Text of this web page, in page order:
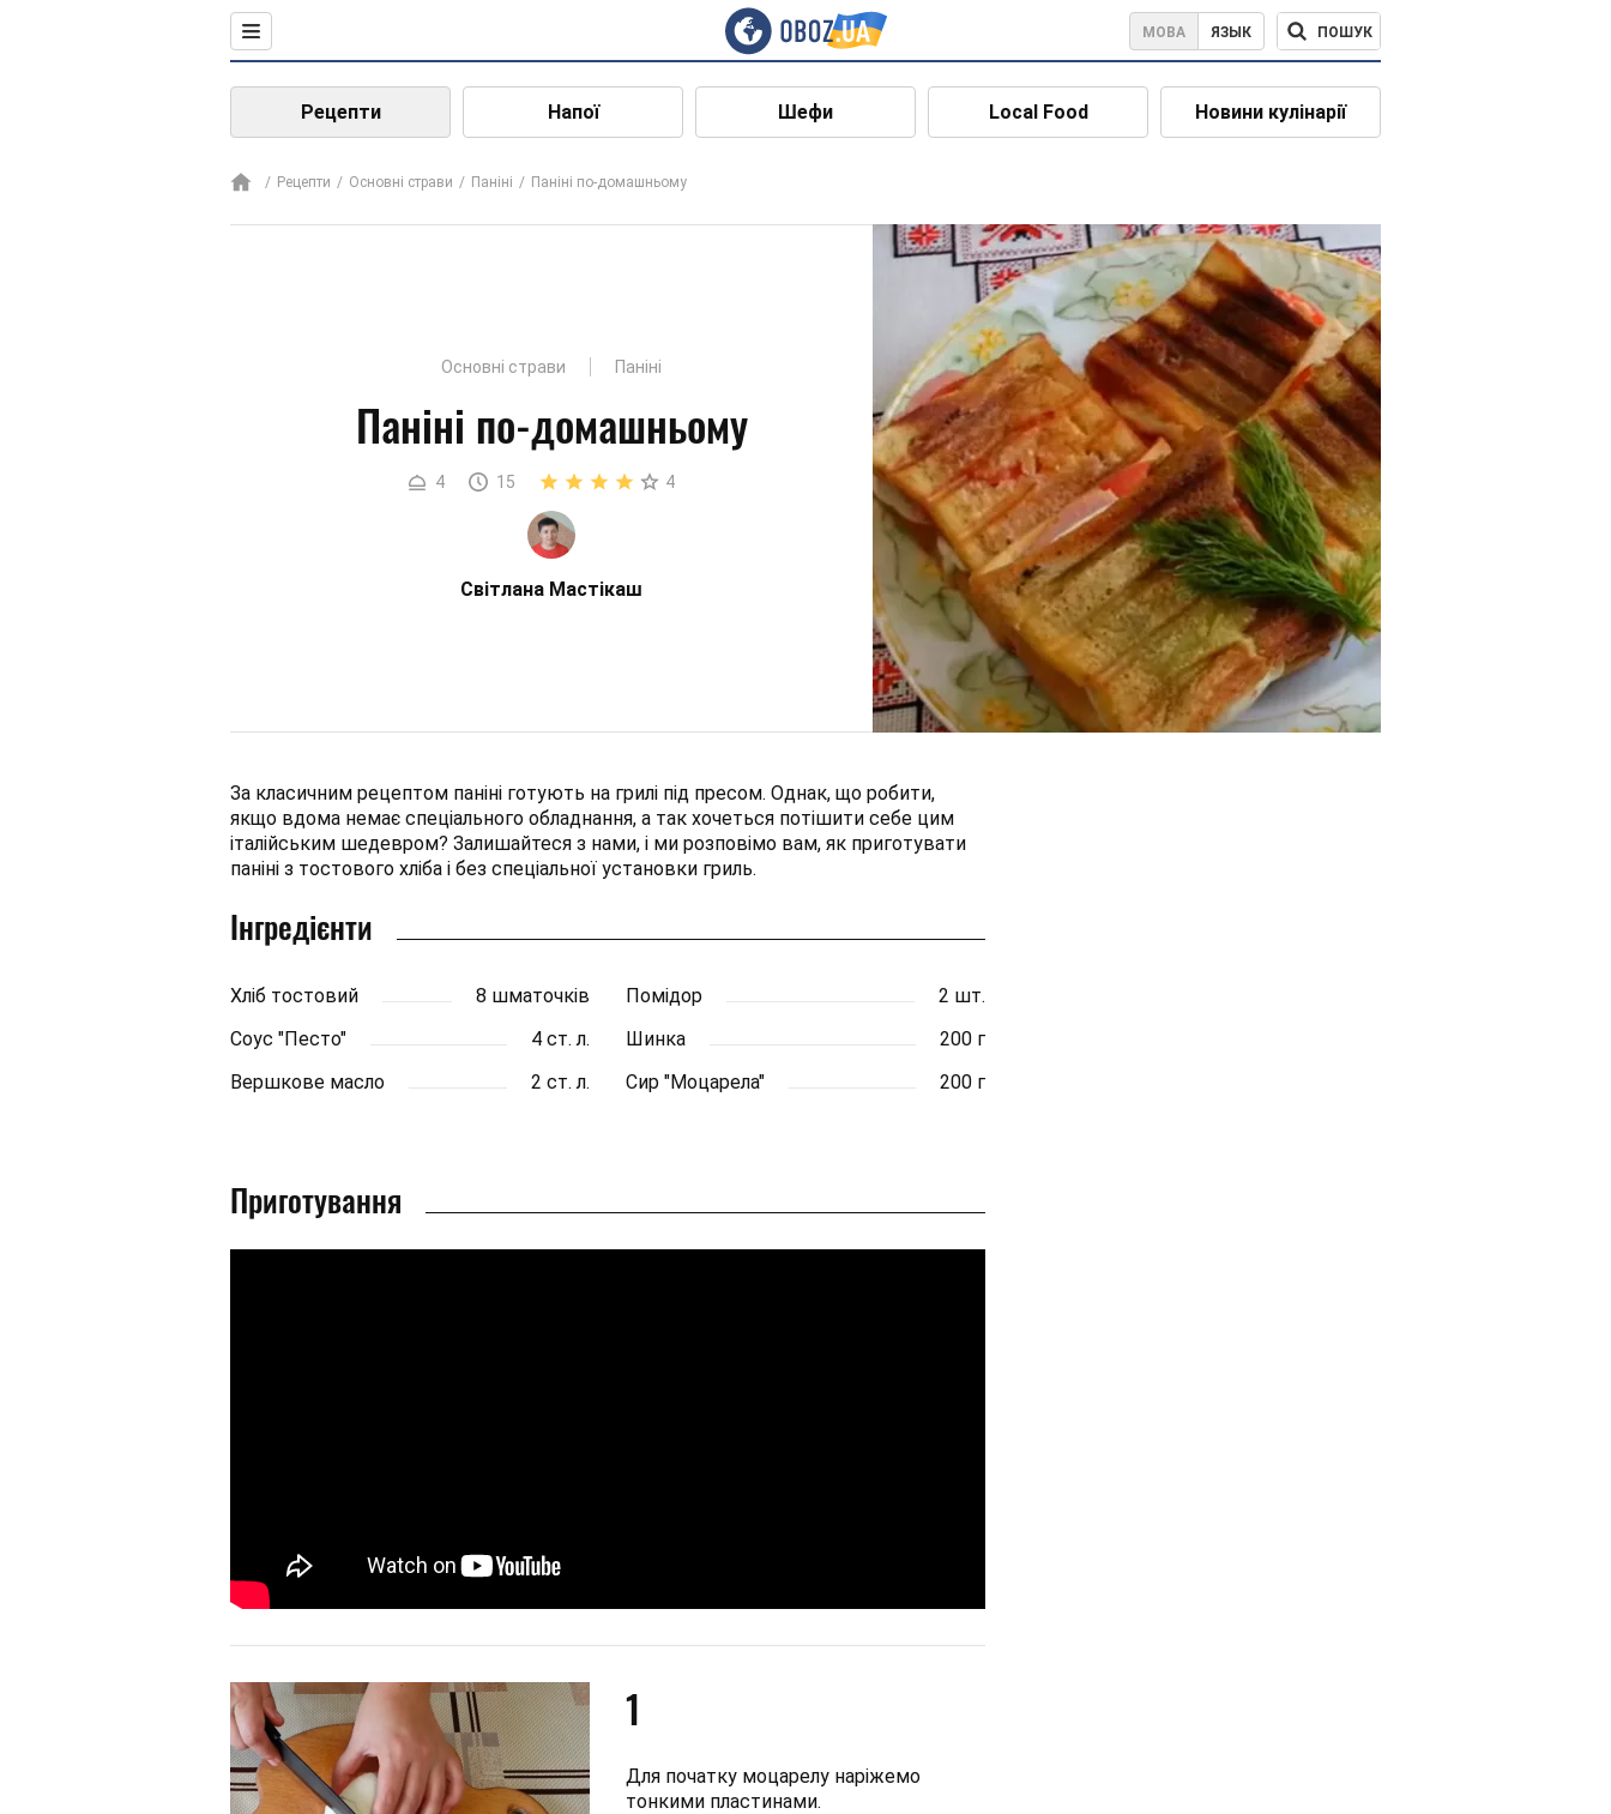
МОВА ЯЗЫК ПОШУК
Рецепти Напої Шефи Local Food Новини кулінарії
Рецепти Основні страви Паніні Паніні по-домашньому
Основні страви Паніні
Паніні по-домашньому
4 15 4
Світлана Мастікаш
За класичним рецептом паніні готують на грилі під пресом. Однак, що робити,
якщо вдома немає спеціального обладнання, а так хочеться потішити себе цим
італійським шедевром? Залишайтеся з нами, і ми розповімо вам, як приготувати
паніні з тостового хліба і без спеціальної установки гриль.
Інгредієнти
Хліб тостовий 8 шматочків Помідор
2 шт.
Соус "Песто"
4 ст. л. Шинка
200 г
Вершкове масло
2 ст. л. Сир "Моцарела" 200 г
Приготування
1
Для початку моцарелу наріжемо
тонкими пластинами.